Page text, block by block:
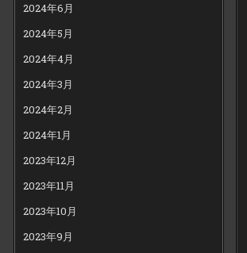
2024年6月
2024年5月
2024年4月
2024年3月
2024年2月
2024年1月
2023年12月
2023年11月
2023年10月
2023年9月